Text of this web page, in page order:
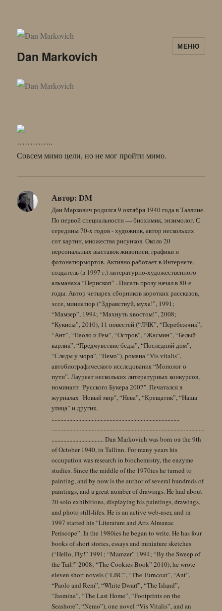
Dan Markovich
МЕНЮ
…………..
Совсем мимо цели, но не мог пройти мимо.
Автор: DM
Дан Маркович родился 9 октября 1940 года в Таллине.
По первой специальности — биохимик, энзимолог. С
середины 70-х годов - художник, автор нескольких
сот картин, множества рисунков. Около 20
персональных выставок живописи, графики и
фотонатюрмортов. Активно работает в Интернете,
создатель (в 1997 г.) литературно-художественного
альманаха “Перископ” . Писать прозу начал в 80-е
годы. Автор четырех сборников коротких рассказов,
эссе, миниатюр (“Здравствуй, муха!”, 1991;
“Мамзер”, 1994; “Махнуть хвостом!”, 2008;
“Кукисы”, 2010), 11 повестей (“ЛЧК”, “Перебежчик”,
“Ант”, “Паоло и Рем”, “Остров”, “Жасмин”, “Белый
карлик”, “Предчувствие беды”, “Последний дом”,
“Следы у моря”, “Немо”), романа “Vis vitalis”,
автобиографического исследования “Монолог о
пути”. Лауреат нескольких литературных конкурсов,
номинант "Русского Букера 2007". Печатался в
журналах "Новый мир", “Нева”, “Крещатик”, “Наша
улица” и других.
......................................................................................
.......................................................................................................
................................... Dan Markovich was born on the 9th
of October 1940, in Tallinn. For many years his
occupation was research in biochemistry, the enzyme
studies. Since the middle of the 1970ies he turned to
painting, and by now is the author of several hundreds of
paintings, and a great number of drawings. He had about
20 solo exhibitions, displaying his paintings, drawings,
and photo still-lifes. He is an active web-user, and in
1997 started his “Literature and Arts Almanac
Periscope”. In the 1980ies he began to write. He has four
books of short stories, essays and miniature sketches
(“Hello, Fly!” 1991; “Mamzer” 1994; “By the Sweep of
the Tail!” 2008; “The Cookies Book” 2010), he wrote
eleven short novels (“LBC”, “The Turncoat”, “Ant”,
“Paolo and Rem”, “White Dwarf”, “The Island”,
“Jasmine”, “The Last Home”, “Footprints on the
Seashore”, “Nemo”), one novel “Vis Vitalis”, and an